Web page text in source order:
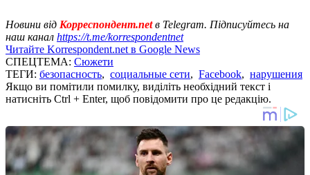
Новини від Корреспондент.netв Telegram. Підписуйтесь на
наш канал https://t.me/korrespondentnet
Читайте Korrespondent.net в Google News
СПЕЦТЕМА: Сюжети
ТЕГИ: безопасность, социальные сети, Facebook, нарушения
Якщо ви помітили помилку, виділіть необхідний текст і
натисніть Ctrl + Enter, щоб повідомити про це редакцію.